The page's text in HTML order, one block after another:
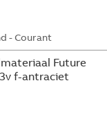
- Courant
Future
f-antraciet